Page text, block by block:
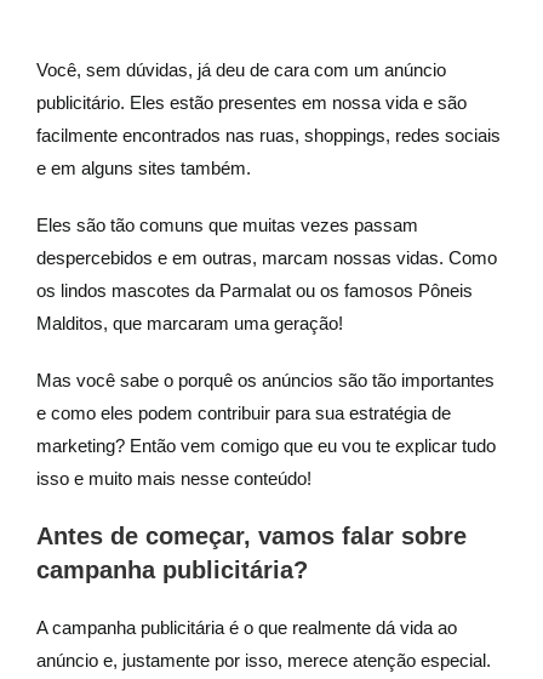
Você, sem dúvidas, já deu de cara com um anúncio
publicitário. Eles estão presentes em nossa vida e são
facilmente encontrados nas ruas, shoppings, redes sociais
e em alguns sites também.
Eles são tão comuns que muitas vezes passam
despercebidos e em outras, marcam nossas vidas. Como
os lindos mascotes da Parmalat ou os famosos Pôneis
Malditos, que marcaram uma geração!
Mas você sabe o porquê os anúncios são tão importantes
e como eles podem contribuir para sua estratégia de
marketing? Então vem comigo que eu vou te explicar tudo
isso e muito mais nesse conteúdo!
Antes de começar, vamos falar sobre
campanha publicitária?
A campanha publicitária é o que realmente dá vida ao
anúncio e, justamente por isso, merece atenção especial.